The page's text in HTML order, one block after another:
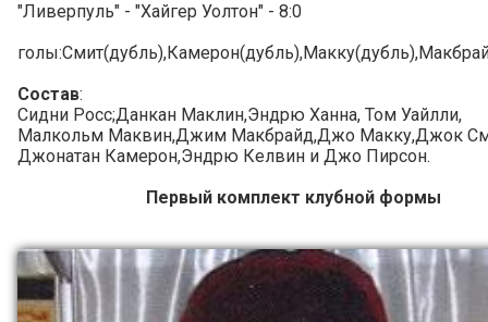
"Ливерпуль" - "Хайгер Уолтон" - 8:0
Состав:
Сидни Росс;Данкан Маклин,Эндрю Ханна, Том Уайлли,
Малкольм Маквин,Джим Макбрайд,Джо Макку,Джок
Джонатан Камерон,Эндрю Келвин и Джо Пирсон.
Первый комплект клубной формы